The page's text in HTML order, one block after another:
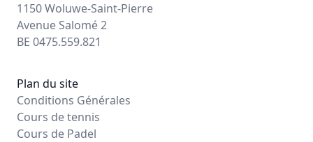
1150 Woluwe-Saint-Pierre
Avenue Salomé 2
BE 0475.559.821
Plan du site
Conditions Générales
Cours de tennis
Cours de Padel